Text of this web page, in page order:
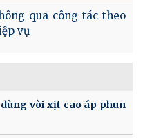
qua công tác theo
vụ
vòi xịt cao áp phun